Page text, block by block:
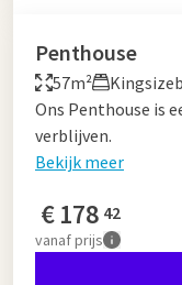
Penthouse
57m²
Ons Penthouse is
verblijven.
Bekijk meer
€178 42
vanafprijs